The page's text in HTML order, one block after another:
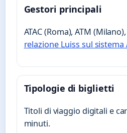
Gestori principali
ATAC (Roma), ATM
relazione Luiss sul sistema
Tipologie di biglietti
Titoli di viaggio digitali e
minuti.